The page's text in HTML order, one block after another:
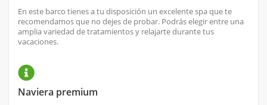
En este barco tienes a tu disposición un excelente spa que te
recomendamos que no dejes de probar. Podrás elegir entre una
amplia variedad de tratamientos y relajarte durante tus
vacaciones.
Naviera premium